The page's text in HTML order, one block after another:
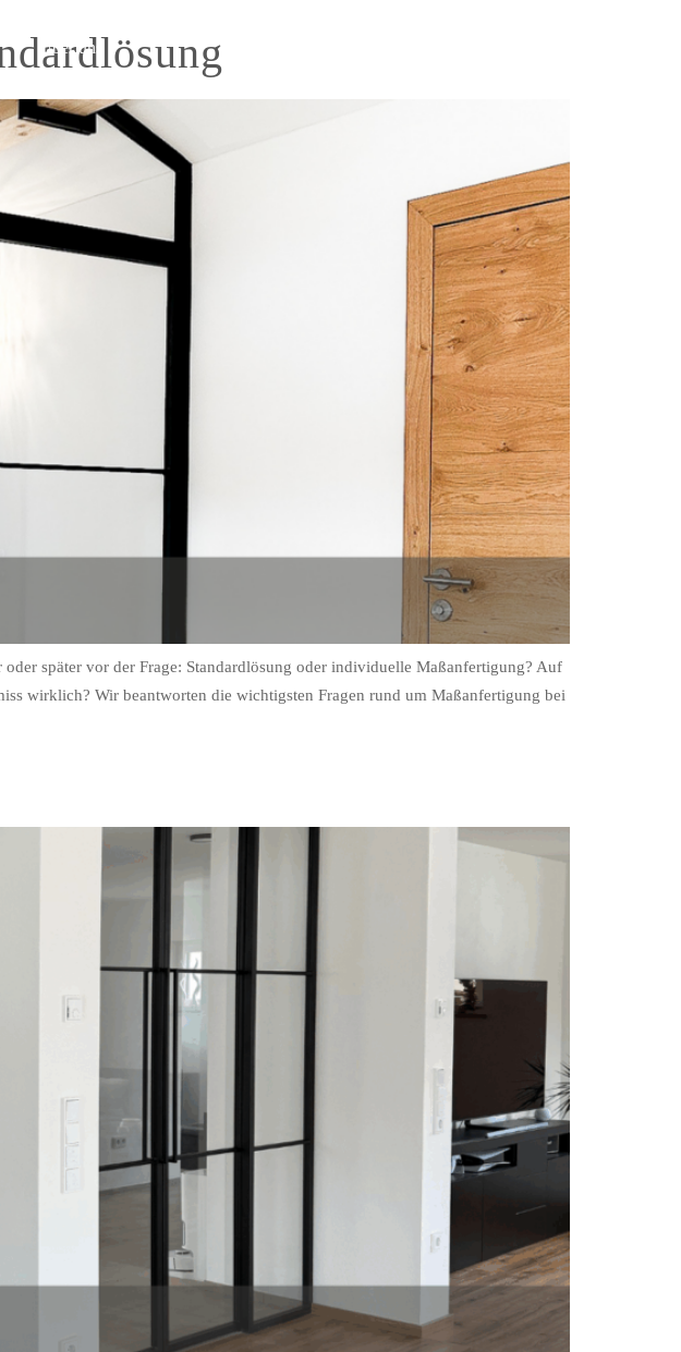
Über uns
später vor der Frage: Standardlösung oder individuelle Maßanfertigung? Auf
wirklich? Wir beantworten die wichtigsten Fragen rund um Maßanfertigung bei